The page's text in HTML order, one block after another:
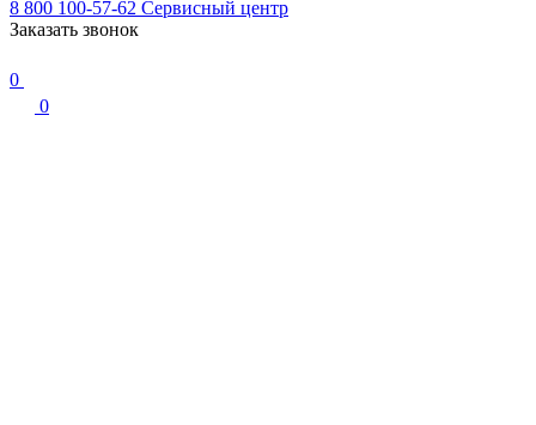
8 800 100-57-62 Сервисный центр
Заказать звонок
0
0